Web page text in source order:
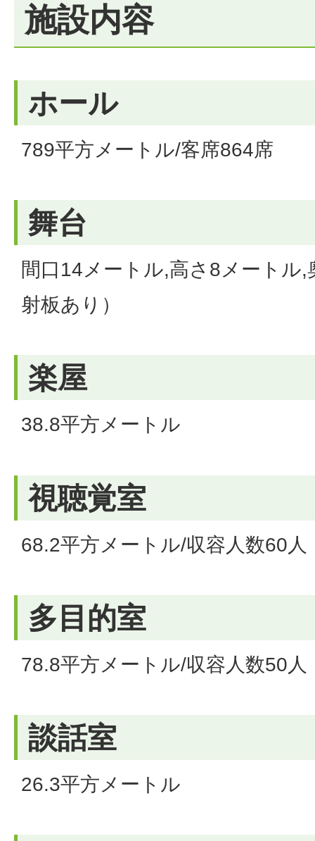
施設内容
ホール
789平方メートル/客席864席
舞台
間口14メートル,高さ8メートル
射板あり）
楽屋
38.8平方メートル
視聴覚室
68.2平方メートル/収容人数60人
多目的室
78.8平方メートル/収容人数50人
談話室
26.3平方メートル